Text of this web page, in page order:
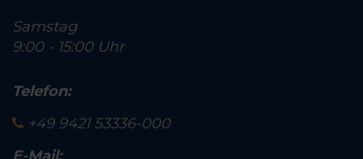
Samstag
9:00 - 15:00 Uhr
Telefon:
+49 9421 53336-000